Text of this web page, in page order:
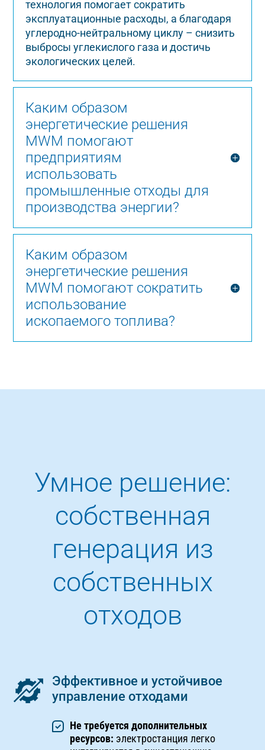
технология помогает сократить
эксплуатационные расходы, а благодаря
углеродно-нейтральному циклу – снизить
выбросы углекислого газа и достичь
экологических целей.
Каким образом
энергетические решения
MWM помогают
предприятиям
использовать
промышленные отходы для
производства энергии?
Каким образом
энергетические решения
MWM помогают сократить
использование
ископаемого топлива?
Умное решение:
собственная
генерация из
собственных
отходов
Эффективное и устойчивое
управление отходами
Не требуется дополнительных
ресурсов: электростанция легко